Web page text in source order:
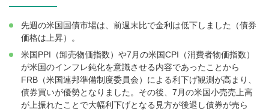
先週の米国国債市場は、前週末比で金利は低下しました（債券
価格は上昇）。
米国PPI（卸売物価指数）や7月の米国CPI（消費者物価指数）
が米国のインフレ鈍化を意識させる内容であったことから
FRB（米国連邦準備制度委員会）による利下げ観測が高まり、
債券買いが優勢となりました。その後、7月の米国小売売上高
が上振れたことで大幅利下げとなる見方が後退し債券が売ら